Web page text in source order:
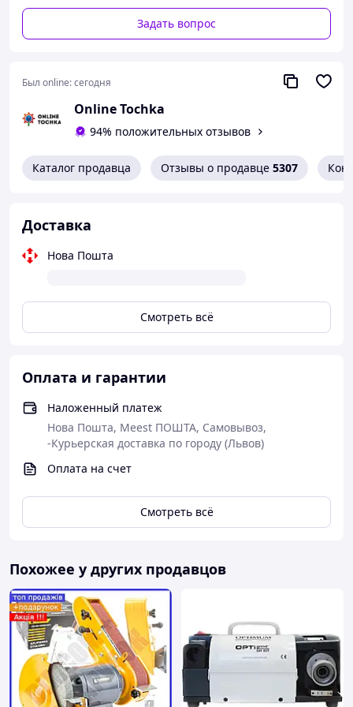
непрерывного
использования
экраны на дисках для безопасной работы
Подставка-опора для точной и
комфортной обработки
Комплектация
Абразивные камни установлены — 2 шт
Инструкция по эксплуатации
Упаковка заводская
заявленій.
Задать вопрос
Был online:сегодня
Online Tochka
94% положительных отзывов
Каталог продавца Отзывы о продавце 5307
Доставка
Нова Пошта
Смотреть всё
Оплата и гарантии
Наложенный платеж
Нова Пошта, Meest ПОШТА, Самовывоз,
-Курьерская доставка по городу (Львов)
Оплата на счет
Смотреть всё
Похожее у других продавцов